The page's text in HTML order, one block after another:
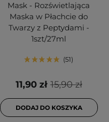
Mask - Rozświetlająca
Maska w Płachcie do
Twarzy z Peptydami -
1szt/27ml
51
15,90 zł
11,90 zł
DODAJ DO KOSZYKA